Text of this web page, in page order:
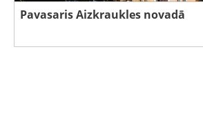
Pavasaris Aizkraukles novadā